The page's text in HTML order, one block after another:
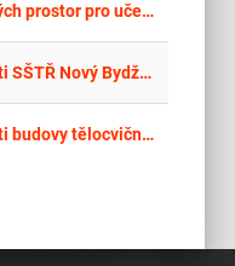
Přístavba pro vybudování nových prostor pro učebny a dílny na ergoterapii pro praktickou školu a pro žáky ZŠ
Snížení energetické náročnosti SŠTŘ Nový Bydžov - dílny SPV Hlušice - stavební práce
Snížení energetické náročnosti budovy tělocvičny Střední školy řemeslné Jaroměř - stavební práce